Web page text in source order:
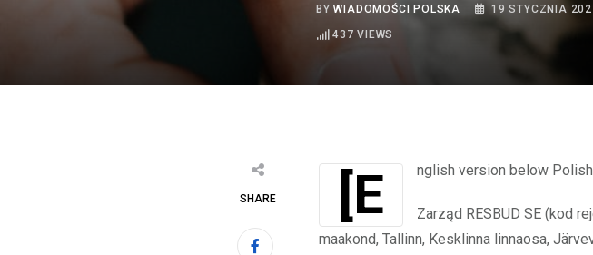
BYWIADOMOŚCI POLSKA 19 STYCZNIA
437 VIEWS
SHARE
[English version below Polish]
Zarząd RESBUD SE (kod
maakond, Tallinn, Kesklinna linnaosa,